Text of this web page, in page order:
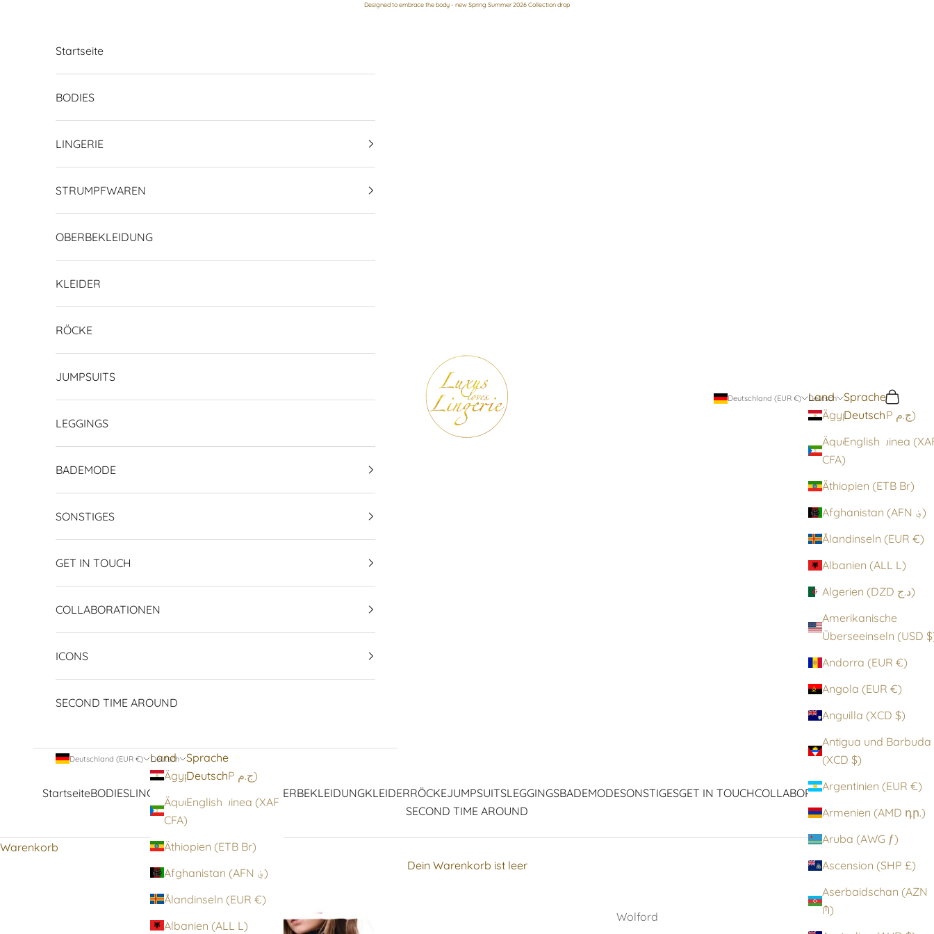
Designed to embrace the body - new Spring Summer 2026 Collection drop
Luxus loves Lingerie
StartseiteBODIESLINGERIE OBERBEKLEIDUNGKLEIDERRÖCKEJUMPSUITSLEGGINGSBADEMODESONSTIGESGET IN TOUCHCOLLABORATIONENICONS
SECOND TIME AROUND
Deutschland (EUR €)
Land
Ägypten (EGP ج.م)
Äquatorialguinea
CFA)
Äthiopien (ETB Br)
Afghanistan (AFN ؋)
Ålandinseln (EUR €)
Albanien (ALL L)
Algerien (DZD د.ج)
Amerikanische
Andorra (EUR €)
Angola (EUR €)
Anguilla (XCD $)
Antigua und Barbuda
(XCD $)
Argentinien (EUR €)
Armenien (AMD դր.)
Aruba (AWG ƒ)
Ascension (SHP £)
Aserbaidschan (AZN
₼)
Deutsch
Sprache
Deutsch
English
Suchen
Startseite
BODIES
LINGERIE
STRUMPFWAREN
OBERBEKLEIDUNG
KLEIDER
RÖCKE
JUMPSUITS
LEGGINGS
BADEMODE
SONSTIGES
GET IN TOUCH
COLLABORATIONEN
ICONS
SECOND TIME AROUND
Deutschland (EUR €)
Land
Ägypten (EGP ج.م)
Äquatorialguinea (XAF
CFA)
Äthiopien (ETB Br)
Afghanistan (AFN ؋)
Ålandinseln (EUR €)
Albanien (ALL L)
Deutsch
Sprache
Deutsch
English
Warenkorb
Dein Warenkorb ist leer
Wolford